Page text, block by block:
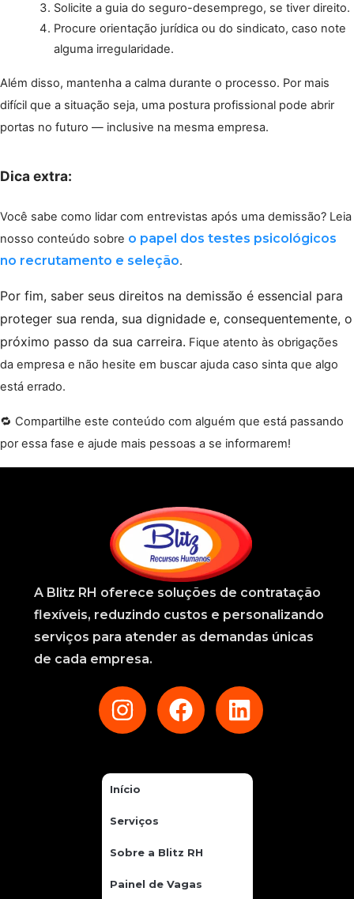
Solicite a guia do seguro-desemprego, se tiver direito.
Procure orientação jurídica ou do sindicato, caso note
alguma irregularidade.
Além disso, mantenha a calma durante o processo. Por mais
difícil que a situação seja, uma postura profissional pode abrir
portas no futuro — inclusive na mesma empresa.
Dica extra:
Você sabe como lidar com entrevistas após uma demissão? Leia
nosso conteúdo sobre o papel dos testes psicológicos
no recrutamento e seleção.
Por fim, saber seus direitos na demissão é essencial para
proteger sua renda, sua dignidade e, consequentemente, o
próximo passo da sua carreira. Fique atento às obrigações
da empresa e não hesite em buscar ajuda caso sinta que algo
está errado.
🔁 Compartilhe este conteúdo com alguém que está passando
por essa fase e ajude mais pessoas a se informarem!
A Blitz RH oferece soluções de contratação
flexíveis, reduzindo custos e personalizando
serviços para atender as demandas únicas
de cada empresa.
Início
Serviços
Sobre a Blitz RH
Painel de Vagas